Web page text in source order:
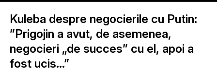
Kuleba despre negocierile cu Putin:
”Prigojin a avut, de asemenea,
negocieri „de succes” cu el, apoi a
fost ucis…”